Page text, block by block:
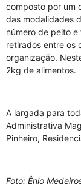
composto por um
das modalidades
número de peito
retirados entre os
organização.
2kg de alimentos.
A largada para
Administrativa
Pinheiro,
Foto: Ênio